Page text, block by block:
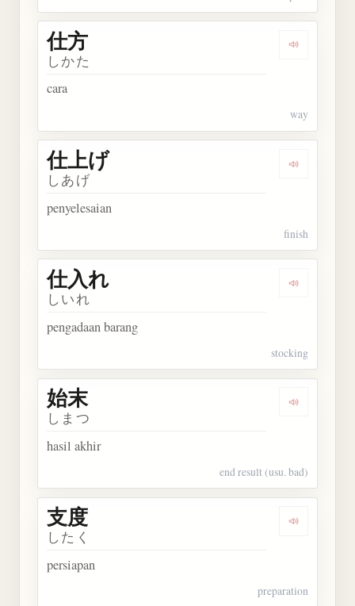
Dengarkan
仕方
しかた
cara
way
Dengarkan
仕上げ
しあげ
penyelesaian
finish
Dengarkan
仕入れ
しいれ
pengadaan barang
stocking
Dengarkan
始末
しまつ
hasil akhir
end result (usu. bad)
Dengarkan
支度
したく
persiapan
preparation